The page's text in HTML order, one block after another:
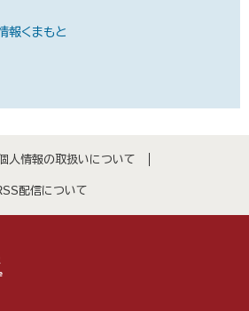
報くまもと
人情報の取扱いについて
配信について